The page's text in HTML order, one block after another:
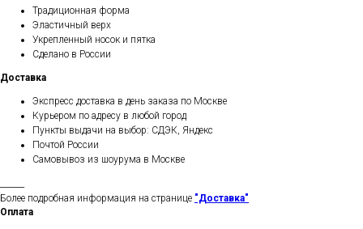
Традиционная форма
Эластичный верх
Укрепленный носок и пятка
Сделано в России
Доставка
Экспресс доставка в день заказа по Москве
Курьером по адресу в любой город
Пункты выдачи на выбор: СДЭК, Яндекс
Почтой России
Самовывоз из шоурума в Москве
Более подробная информация на странице "Доставка"
Оплата